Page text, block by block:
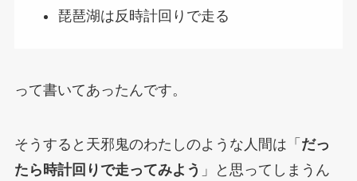
琵琶湖は反時計回りで走る
って書いてあったんです。
そうすると天邪鬼のわたしのような人間は「 だっ
たら時計回りで走ってみよう 」と思ってしまうん